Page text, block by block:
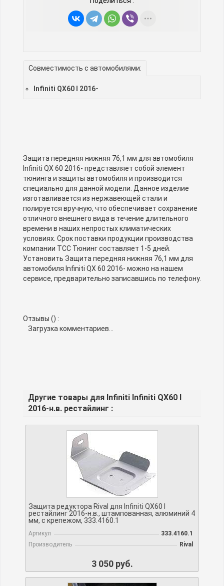
Совместимость с автомобилями:
Infiniti QX60 I 2016-
Защита передняя нижняя 76,1 мм для автомобиля
Infiniti QX 60 2016- представляет собой элемент
тюнинга и защиты автомобиля и производится
специально для данной модели. Данное изделие
изготавливается из нержавеющей стали и
полируется вручную, что обеспечивает сохранение
отличного внешнего вида в течение длительного
времени в наших непростых климатических
условиях. Срок поставки продукции производства
компании TCC Тюнинг составляет 1-5 дней.
Установить Защита передняя нижняя 76,1 мм для
автомобиля Infiniti QX 60 2016- можно на нашем
сервисе, предварительно записавшись по телефону.
Отзывы () :
Загрузка комментариев...
Другие товары для Infiniti Infiniti QX60 I
2016-н.в. рестайлинг :
Защита редуктора Rival для Infiniti QX60 I
рестайлинг 2016-н.в., штампованная, алюминий 4
мм, с крепежом, 333.4160.1
Артикул
333.4160.1
Производитель
Rival
3 050 руб.